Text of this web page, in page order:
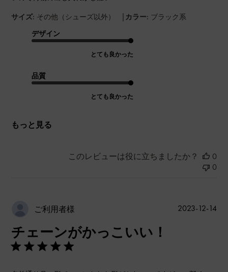
サイズ: その他（シューズ以外） | カラー: ブラック系
デザイン
とても良かった
品質
とても良かった
もっと見る
このレビューは役に立ちましたか？
0
0
ご利用者様
チェーンがかっこいい！
公
2023-12-14